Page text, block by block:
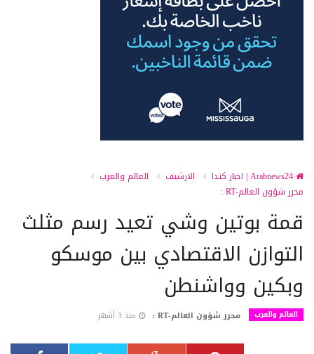
الارشيف
العالم والعرب
محرر شؤون العالم-RT :
قمة بوتين وشي تعيد رسم مثلث
التوازن الاقتصادي بين موسكو
وبكين وواشنطن
العالم والعرب محرر شؤون العالم-RT : منذ 3 أشهر